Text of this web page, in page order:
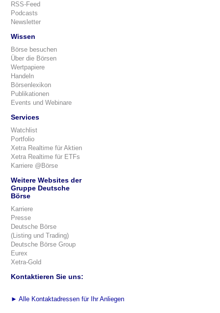
RSS-Feed
Podcasts
Newsletter
Wissen
Börse besuchen
Über die Börsen
Wertpapiere
Handeln
Börsenlexikon
Publikationen
Events und Webinare
Services
Watchlist
Portfolio
Xetra Realtime für Aktien
Xetra Realtime für ETFs
Karriere @Börse
Weitere Websites der
Gruppe Deutsche
Börse
Karriere
Presse
Deutsche Börse
(Listing und Trading)
Deutsche Börse Group
Eurex
Xetra-Gold
Kontaktieren Sie uns:
► Alle Kontaktadressen für Ihr Anliegen